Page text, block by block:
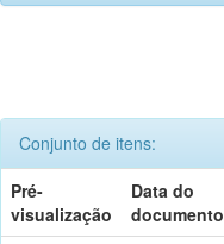
Conjunto de itens:
Pré-
visualização
Data do
documento